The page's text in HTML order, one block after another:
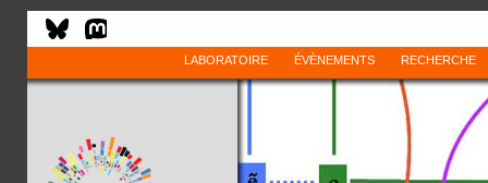
LABORATOIRE ÉVÈNEMENTS RECHERCHE